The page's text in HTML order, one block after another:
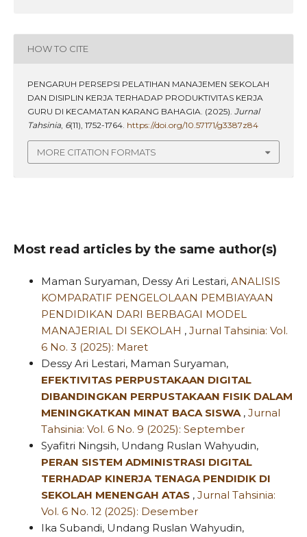
HOW TO CITE
PENGARUH PERSEPSI PELATIHAN MANAJEMEN SEKOLAH
DAN DISIPLIN KERJA TERHADAP PRODUKTIVITAS KERJA
GURU DI KECAMATAN KARANG BAHAGIA. (2025). Jurnal
Tahsinia 6(11), 1752-1764. https://doi.org/10.57171/g3387z84
MORE CITATION FORMATS
Most read articles by the same author(s)
Maman Suryaman, Dessy Ari Lestari, ANALISIS
KOMPARATIF PENGELOLAAN PEMBIAYAAN
PENDIDIKAN DARI BERBAGAI MODEL
MANAJERIAL DI SEKOLAH , Jurnal Tahsinia: Vol.
6 No. 3 (2025): Maret
Dessy Ari Lestari, Maman Suryaman,
EFEKTIVITAS PERPUSTAKAAN DIGITAL
DIBANDINGKAN PERPUSTAKAAN FISIK DALAM
MENINGKATKAN MINAT BACA SISWA , Jurnal
Tahsinia: Vol. 6 No. 9 (2025): September
Syafitri Ningsih, Undang Ruslan Wahyudin,
PERAN SISTEM ADMINISTRASI DIGITAL
TERHADAP KINERJA TENAGA PENDIDIK DI
SEKOLAH MENENGAH ATAS , Jurnal Tahsinia:
Vol. 6 No. 12 (2025): Desember
Ika Subandi, Undang Ruslan Wahyudin,